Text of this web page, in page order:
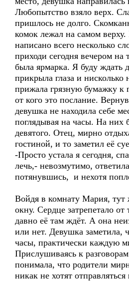
Любопытство взяло верх.
пришлось не долго.
комок лежал на самом
написано всего несколько
приходи сегодня вечером на
была ярмарка. Я буду ждать
прикрыла глаза и нисколько
прижала грязную бумажку к
от кого это послание.
девушка не находила себе
поглядывая на часы. На них
девятого. Отец, мирно
гостиной, и то заметил её
-Просто устала я сегодня,
лечь,- невозмутимо,
потянувшись, и нехотя
Войдя в комнату Мария, тут
окну. Сердце затрепетало
давно её там ждёт. А она
или нет. Девушка заметила,
часы, практически каждую
Прислушиваясь к
понимала, что родители
никак не хотят